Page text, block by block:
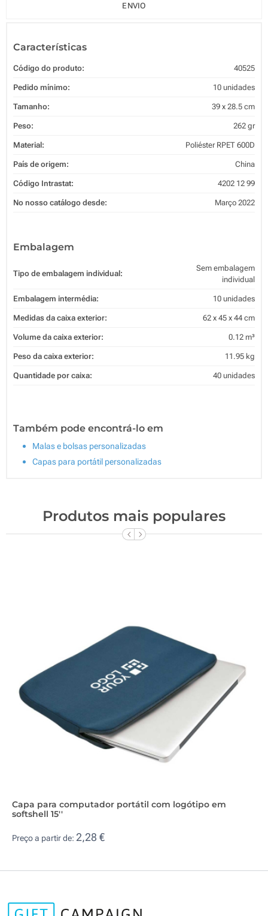
ENVIO
Características
Código do produto: 40525
Pedido mínimo: 10 unidades
Tamanho: 39 x 28.5 cm
Peso: 262 gr
Material: Poliéster RPET 600D
País de origem: China
Código Intrastat: 4202 12 99
No nosso catálogo desde: Março 2022
Embalagem
Tipo de embalagem individual:
Sem embalagem
individual
Embalagem intermédia: 10 unidades
Medidas da caixa exterior: 62 x 45 x 44 cm
Volume da caixa exterior: 0.12 m³
Peso da caixa exterior: 11.95 kg
Quantidade por caixa: 40 unidades
Também pode encontrá-lo em
Malas e bolsas personalizadas
Capas para portátil personalizadas
Produtos mais populares
Capa para computador portátil com logótipo em
softshell 15''
Preço a partir de: 2,28 €